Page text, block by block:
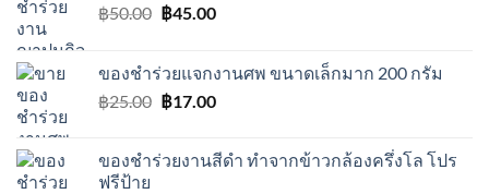
฿50.00 Original
฿50.00.
฿45.00Current
฿45.00.
ของชำร่วยแจกงานศพ ขนาดเล็กมาก 200 กรัม
฿25.00 Original
฿25.00.
฿17.00Current
฿17.00.
ของชำร่วยงานสีดำ ทำจากข้าวกล้องครึ่งโล โปร
ฟรีป้าย